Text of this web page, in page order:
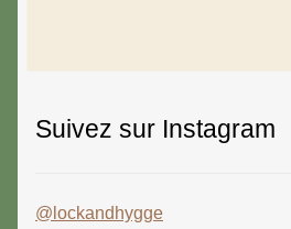
Suivez sur Instagram
@lockandhygge